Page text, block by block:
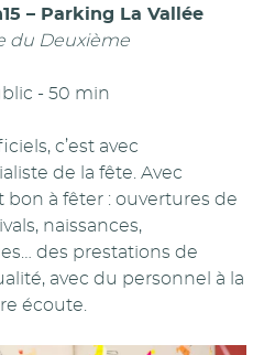
– Parking La Vallée
du Deuxième
- 50 min
c’est avec
de la fête. Avec
bon à fêter : ouvertures de
naissances,
des prestations de
avec du personnel à la
écoute.